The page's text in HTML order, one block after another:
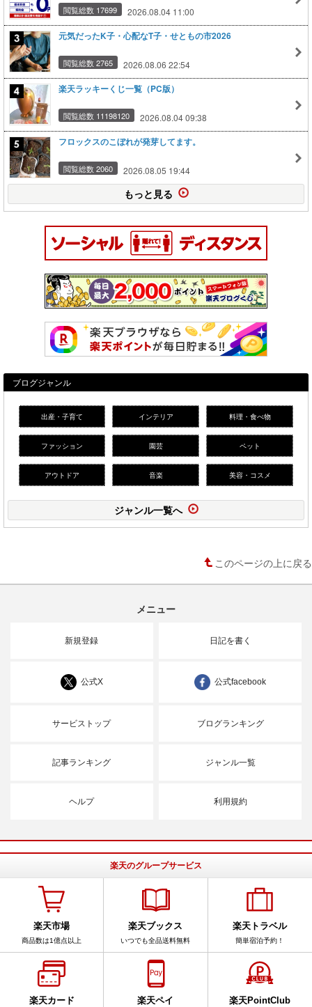
閲覧総数 17699 2026.08.04 11:00
元気だったK子・心配なT子・せともの市2026
閲覧総数 2765 2026.08.06 22:54
楽天ラッキーくじ一覧（PC版）
閲覧総数 11198120 2026.08.04 09:38
フロックスのこぼれが発芽してます。
閲覧総数 2060 2026.08.05 19:44
もっと見る
ブログジャンル
出産・子育て インテリア 料理・食べ物
ファッション 園芸 ペット
アウトドア 音楽 美容・コスメ
ジャンル一覧へ
このページの上に戻る
メニュー
新規登録 日記を書く
公式X 公式facebook
サービストップ ブログランキング
記事ランキング ジャンル一覧
ヘルプ 利用規約
楽天のグループサービス
楽天市場
商品数は1億点以上
楽天ブックス
いつでも全品送料無料
楽天トラベル
簡単宿泊予約！
楽天カード 楽天ペイ 楽天PointClub